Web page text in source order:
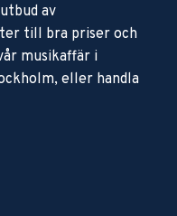
av
till bra priser och
musikaffär i
eller handla